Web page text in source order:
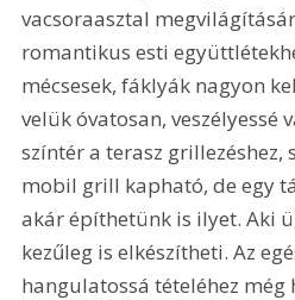
vacsoraasztal
romantikus esti
mécsesek, fáklyák nagyon
velük óvatosan, veszélyessé
színtér a terasz grillezéshez,
mobil grill kapható, de egy
akár építhetünk is ilyet. Aki
kezűleg is elkészítheti. Az
hangulatossá tételéhez